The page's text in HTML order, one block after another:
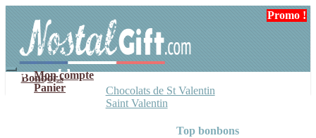
navigation
contenu
Mon compte
Panier
Bonbons
Chocolats de St Valentin
Saint Valentin
Top bonbons
Promo !
Promo !